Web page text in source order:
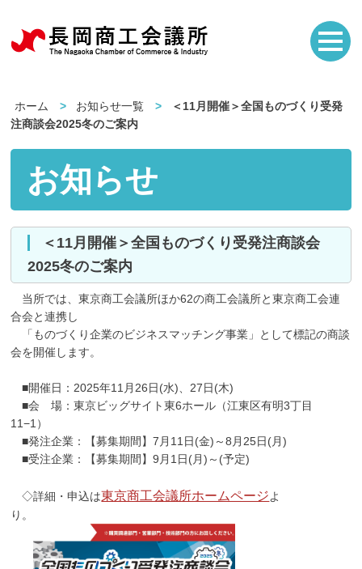
ホーム お知らせ一覧
＜11月開催＞全国ものづくり受発
注商談会2025冬のご案内
お知らせ
＜11月開催＞全国ものづくり受発注商談会
2025冬のご案内
当所では、東京商工会議所ほか62の商工会議所と東京商工会連
合会と連携し
「ものづくり企業のビジネスマッチング事業」として標記の商談
会を開催します。
■開催日：2025年11月26日(水)、27日(木)
■会 場：東京ビッグサイト東6ホール（江東区有明3丁目
11−1）
■発注企業：【募集期間】7月11日(金)～8月25日(月)
■受注企業：【募集期間】9月1日(月)～(予定)
◇詳細・申込は東京商工会議所ホームページよ
り。